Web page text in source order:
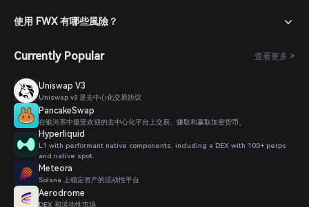
使用 FWX 有哪些風險？
Currently Popular 查看更多 >
Uniswap V3
Uniswap v3 是去中心化交易协议
PancakeSwap
在银河系中最受欢迎的去中心化平台上交易、赚取和赢取加密货币。
Hyperliquid
L1 with performant native components, including a DEX with 100+ perps
and native spot.
Meteora
Solana 上稳定资产的流动性平台
Aerodrome
DEX 和流动性市场